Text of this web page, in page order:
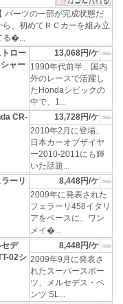
【 パーツの一部が完成状態だ
ら、初めてＲＣカーを組み立
る�...
ロー
ャー
13,068円/ケ
1990年代前半、国内
外のレースで活躍し
たHondaシビックの
中で、1...
CR-
13,728円/ケ
2010年2月に登場、
日本カーオブザイヤ
ー2010-2011にも輝
いた話題...
ーリ
8,448円/ケ
2009年に発表された
フェラーリ458イタリ
アをベースに、ワン
メイ�...
デ
02シ
8,448円/ケ
2009年9月に発表さ
れたスーパースポー
ツ、メルセデス・ベ
ンツ SL...